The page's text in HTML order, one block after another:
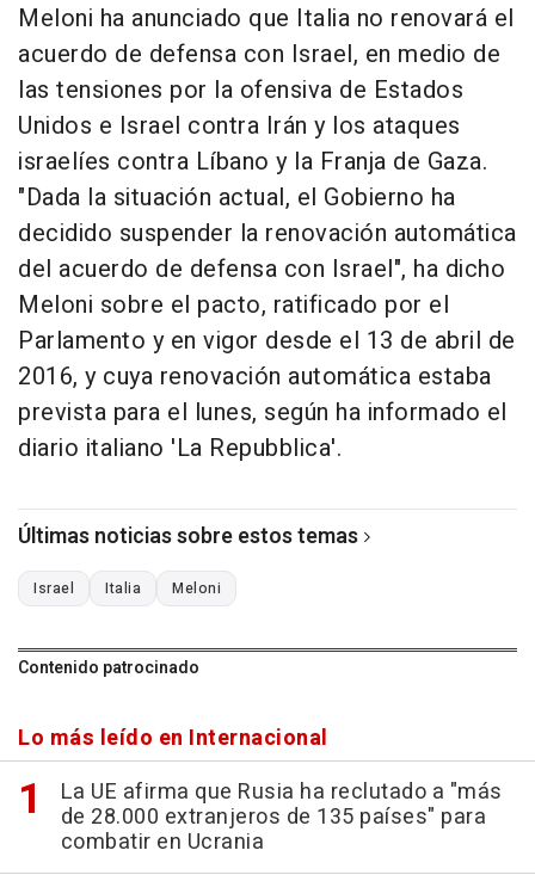
Meloni ha anunciado que Italia no renovará el
acuerdo de defensa con Israel, en medio de
las tensiones por la ofensiva de Estados
Unidos e Israel contra Irán y los ataques
israelíes contra Líbano y la Franja de Gaza.
"Dada la situación actual, el Gobierno ha
decidido suspender la renovación automática
del acuerdo de defensa con Israel", ha dicho
Meloni sobre el pacto, ratificado por el
Parlamento y en vigor desde el 13 de abril de
2016, y cuya renovación automática estaba
prevista para el lunes, según ha informado el
diario italiano 'La Repubblica'.
Últimas noticias sobre estos temas
Israel Italia Meloni
Contenido patrocinado
Lo más leído en Internacional
La UE afirma que Rusia ha reclutado a "más
de 28.000 extranjeros de 135 países" para
combatir en Ucrania